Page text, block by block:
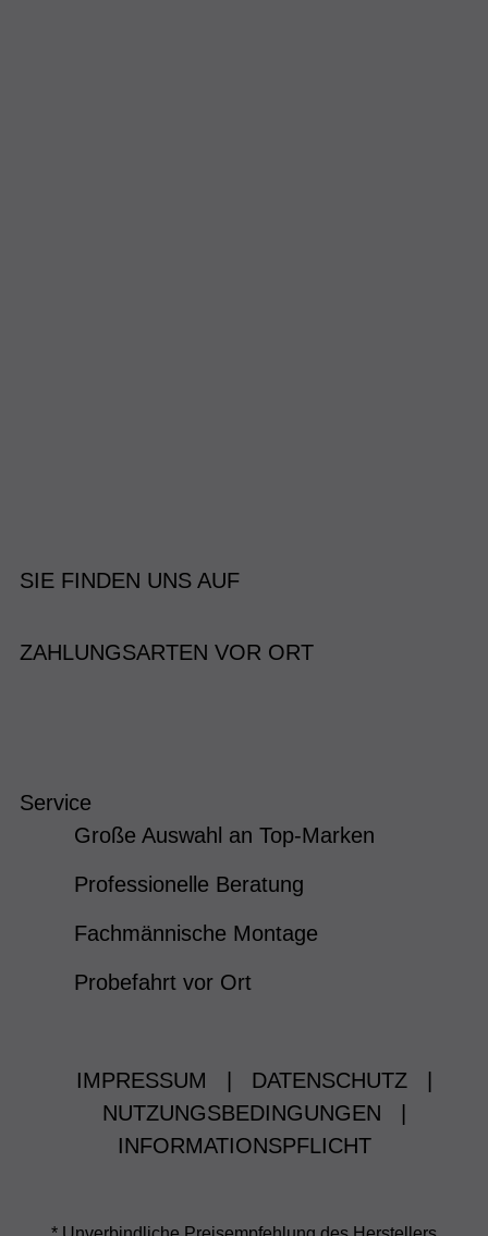
SIE FINDEN UNS AUF
ZAHLUNGSARTEN VOR ORT
Service
Große Auswahl an Top-Marken
Professionelle Beratung
Fachmännische Montage
Probefahrt vor Ort
IMPRESSUM DATENSCHUTZ
NUTZUNGSBEDINGUNGEN
INFORMATIONSPFLICHT